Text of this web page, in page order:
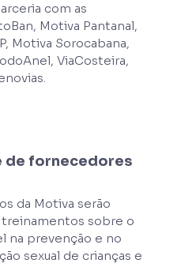
com as
Motiva Pantanal,
Motiva Sorocabana,
ViaCosteira,
de fornecedores
da Motiva serão
sobre o
na prevenção e no
sexual de crianças e